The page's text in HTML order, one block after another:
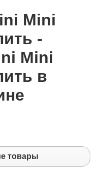
Mini
-
Mini
в
товары